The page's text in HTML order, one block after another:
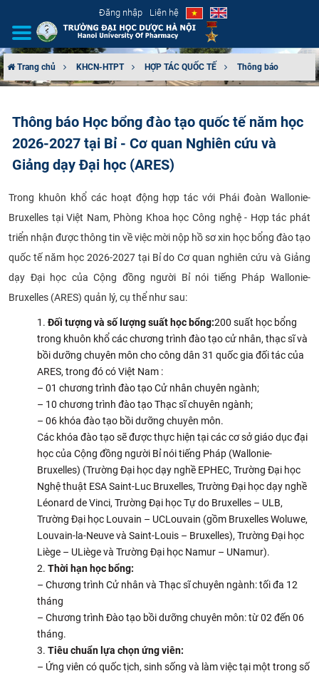
Đăng nhập Liên hệ
CƠ CẤU TỔ CHỨC
TUYỂN SINH
ĐÀO TẠO
ĐẢM BẢO CHẤT LƯỢNG
KHOA HỌC CÔNG NGHỆ
HTQT
CỰU NGƯỜI HỌC
Trang chủ KHCN-HTPT HỢP TÁC QUỐC TẾ Thông báo
Thông báo Học bổng đào tạo quốc tế năm học
2026-2027 tại Bỉ - Cơ quan Nghiên cứu và
Giảng dạy Đại học (ARES)
Trong khuôn khổ các hoạt động hợp tác với Phái đoàn Wallonie-
Bruxelles tại Việt Nam, Phòng Khoa học Công nghệ - Hợp tác phát
triển nhận được thông tin về việc mời nộp hồ sơ xin học bổng đào tạo
quốc tế năm học 2026-2027 tại Bỉ do Cơ quan nghiên cứu và Giảng
dạy Đại học của Cộng đồng người Bỉ nói tiếng Pháp Wallonie-
Bruxelles (ARES) quản lý, cụ thể như sau:
Đối tượng và số lượng suất học bổng:200 suất học bổng
trong khuôn khổ các chương trình đào tạo cử nhân, thạc sĩ và
bồi dưỡng chuyên môn cho công dân 31 quốc gia đối tác của
ARES, trong đó có Việt Nam :
– 01 chương trình đào tạo Cử nhân chuyên ngành;
– 10 chương trình đào tạo Thạc sĩ chuyên ngành;
– 06 khóa đào tạo bồi dưỡng chuyên môn.
Các khóa đào tạo sẽ được thực hiện tại các cơ sở giáo dục đại
học của Cộng đồng người Bỉ nói tiếng Pháp (Wallonie-
Bruxelles) (Trường Đại học dạy nghề EPHEC, Trường Đại học
Nghệ thuật ESA Saint-Luc Bruxelles, Trường Đại học dạy nghề
Léonard de Vinci, Trường Đại học Tự do Bruxelles – ULB,
Trường Đại học Louvain – UCLouvain (gồm Bruxelles Woluwe,
Louvain-la-Neuve và Saint-Louis – Bruxelles), Trường Đại học
Liège – ULiège và Trường Đại học Namur – UNamur).
Thời hạn học bổng:
– Chương trình Cử nhân và Thạc sĩ chuyên ngành: tối đa 12
tháng
– Chương trình Đào tạo bồi dưỡng chuyên môn: từ 02 đến 06
tháng.
Tiêu chuẩn lựa chọn ứng viên:
– Ứng viên có quốc tịch, sinh sống và làm việc tại một trong số